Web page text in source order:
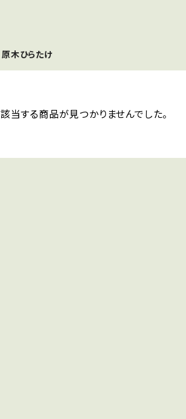
原木ひらたけ
該当する商品が見つかりませんでした。